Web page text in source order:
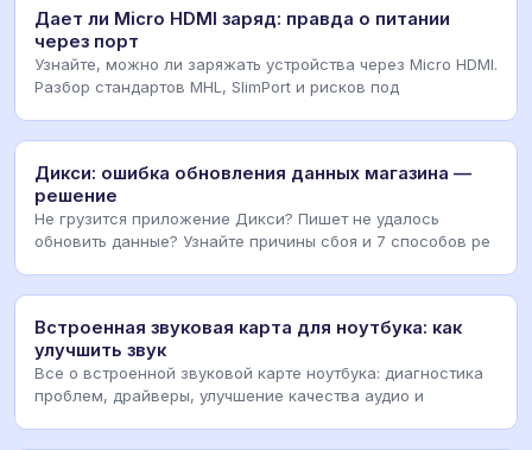
Дает ли Micro HDMI заряд: правда о питании
через порт
Узнайте, можно ли заряжать устройства через Micro HDMI.
Разбор стандартов MHL, SlimPort и рисков под
Дикси: ошибка обновления данных магазина —
решение
Не грузится приложение Дикси? Пишет не удалось
обновить данные? Узнайте причины сбоя и 7 способов ре
Встроенная звуковая карта для ноутбука: как
улучшить звук
Все о встроенной звуковой карте ноутбука: диагностика
проблем, драйверы, улучшение качества аудио и